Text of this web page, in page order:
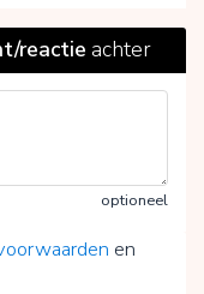
reactie achter
optioneel
en